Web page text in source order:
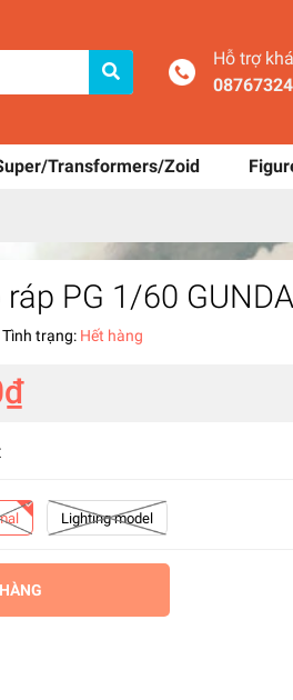
Hỗ trợ
Transformers/Zoid
PG 1/60
Tình trạng: Hết hàng
Lighting model